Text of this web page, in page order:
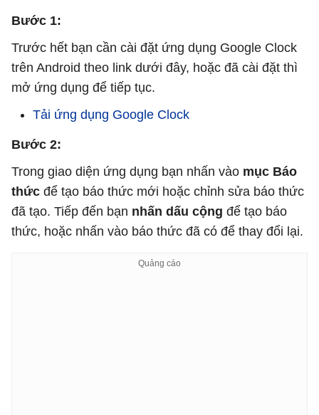
Bước 1:
Trước hết bạn cần cài đặt ứng dụng Google Clock
trên Android theo link dưới đây, hoặc đã cài đặt thì
mở ứng dụng để tiếp tục.
Tải ứng dụng Google Clock
Bước 2:
Trong giao diện ứng dụng bạn nhấn vào mục Báo
thức để tạo báo thức mới hoặc chỉnh sửa báo thức
đã tạo. Tiếp đến bạn nhấn dấu cộng để tạo báo
thức, hoặc nhấn vào báo thức đã có để thay đổi lại.